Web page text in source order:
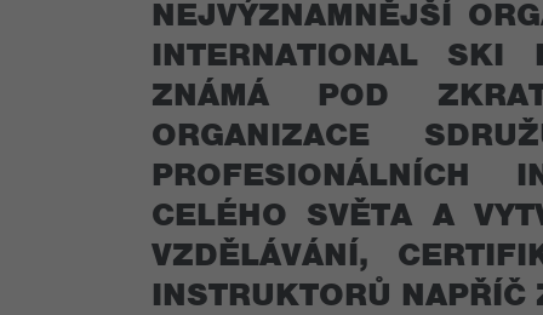
NEJVÝZNAMNĚJŠÍ
INTERNATIONAL SKI
ZNÁMÁ POD
ORGANIZACE
PROFESIONÁLNÍCH
CELÉHO SVĚTA A
VZDĚLÁVÁNÍ,
INSTRUKTORŮ NAPŘÍČ